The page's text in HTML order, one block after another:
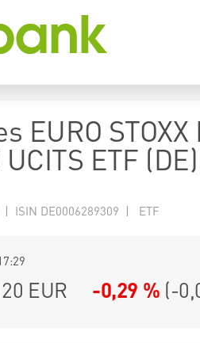
EURO
ETF
| ISIN DE0006289309 | ETF
EUR -0,29 % (-